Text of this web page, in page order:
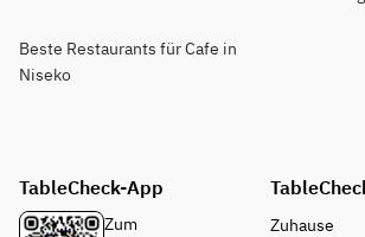
Beste Restaurants für Cafe in
Niseko
TableCheck-App
Zum
Zuhause